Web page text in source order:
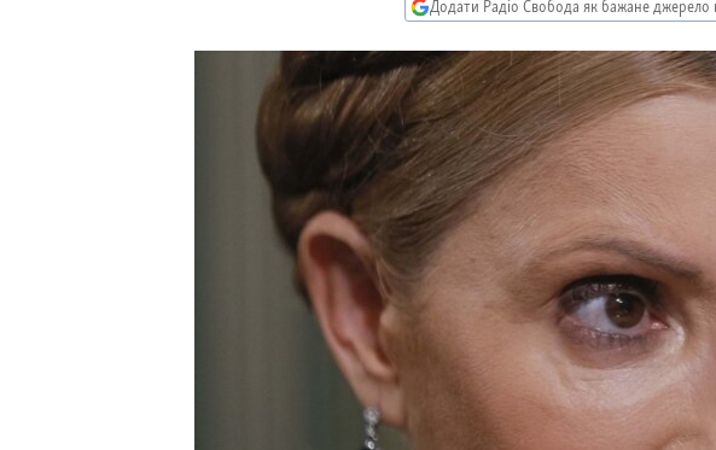
Додати Радіо Свобода як бажане джерело